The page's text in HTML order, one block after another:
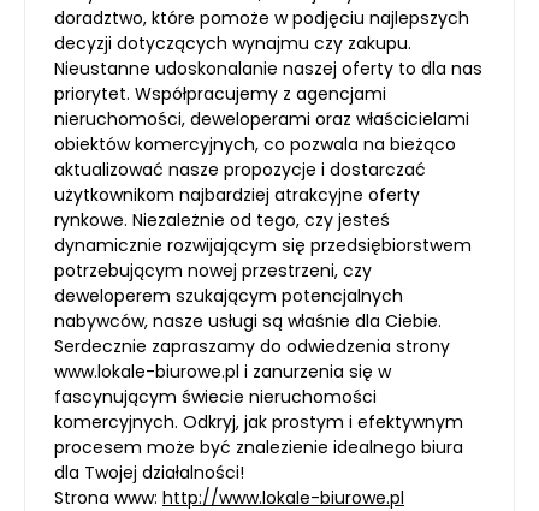
doradztwo, które pomoże w podjęciu najlepszych
decyzji dotyczących wynajmu czy zakupu.
Nieustanne udoskonalanie naszej oferty to dla nas
priorytet. Współpracujemy z agencjami
nieruchomości, deweloperami oraz właścicielami
obiektów komercyjnych, co pozwala na bieżąco
aktualizować nasze propozycje i dostarczać
użytkownikom najbardziej atrakcyjne oferty
rynkowe. Niezależnie od tego, czy jesteś
dynamicznie rozwijającym się przedsiębiorstwem
potrzebującym nowej przestrzeni, czy
deweloperem szukającym potencjalnych
nabywców, nasze usługi są właśnie dla Ciebie.
Serdecznie zapraszamy do odwiedzenia strony
www.lokale-biurowe.pl i zanurzenia się w
fascynującym świecie nieruchomości
komercyjnych. Odkryj, jak prostym i efektywnym
procesem może być znalezienie idealnego biura
dla Twojej działalności!
Strona www: http://www.lokale-biurowe.pl